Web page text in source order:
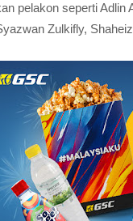
pelakon seperti
Zulkifly,